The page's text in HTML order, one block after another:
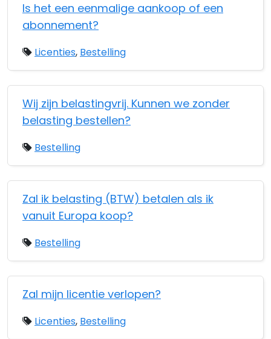
Is het een eenmalige aankoop of een
abonnement?
Licenties, Bestelling
Wij zijn belastingvrij. Kunnen we zonder
belasting bestellen?
Bestelling
Zal ik belasting (BTW) betalen als ik
vanuit Europa koop?
Bestelling
Zal mijn licentie verlopen?
Licenties, Bestelling